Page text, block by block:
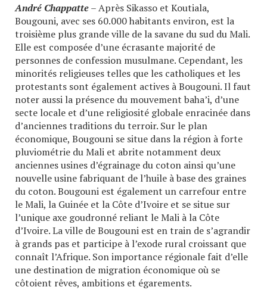
André Chappatte– Après Sikasso et Koutiala,
Bougouni, avec ses 60.000 habitants environ, est la
troisième plus grande ville de la savane du sud du Mali.
Elle est composée d’une écrasante majorité de
personnes de confession musulmane. Cependant, les
minorités religieuses telles que les catholiques et les
protestants sont également actives à Bougouni. Il faut
noter aussi la présence du mouvement baha’i, d’une
secte locale et d’une religiosité globale enracinée dans
d’anciennes traditions du terroir. Sur le plan
économique, Bougouni se situe dans la région à forte
pluviométrie du Mali et abrite notamment deux
anciennes usines d’égrainage du coton ainsi qu’une
nouvelle usine fabriquant de l’huile à base des graines
du coton. Bougouni est également un carrefour entre
le Mali, la Guinée et la Côte d’Ivoire et se situe sur
l’unique axe goudronné reliant le Mali à la Côte
d’Ivoire. La ville de Bougouni est en train de s’agrandir
à grands pas et participe à l’exode rural croissant que
connaît l’Afrique. Son importance régionale fait d’elle
une destination de migration économique où se
côtoient rêves, ambitions et égarements.